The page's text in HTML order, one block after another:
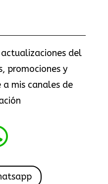
del
promociones y
a mis canales de